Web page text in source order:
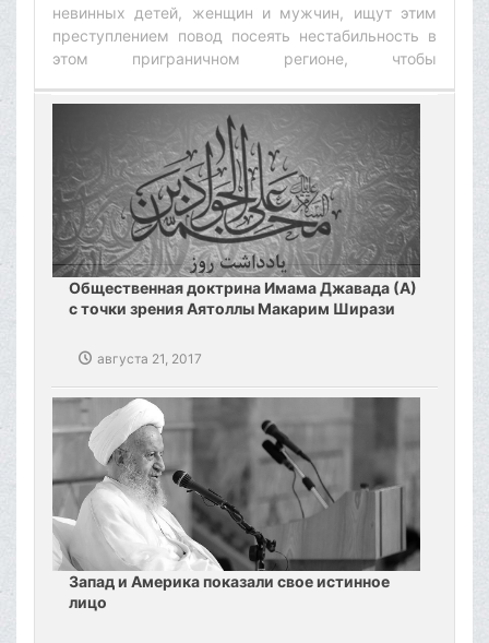
невинных детей, женщин и мужчин, ищут этим
преступлением повод посеять нестабильность в
этом приграничном регионе, чтобы
Общественная доктрина Имама Джавада (А)
с точки зрения Аятоллы Макарим Ширази
августа 21, 2017
Запад и Америка показали свое истинное
лицо